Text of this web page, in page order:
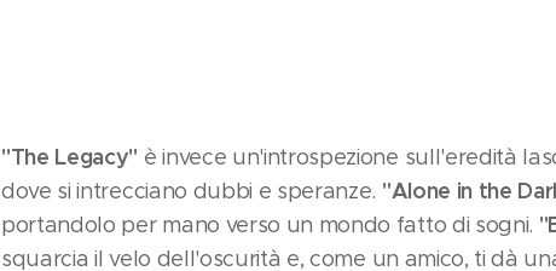
"The Legacy" è invece un'introspezione sull'eredità
dove si intrecciano dubbi e speranze. "Alone in the
portandolo per mano verso un mondo fatto di sogni.
squarcia il velo dell'oscurità e, come un amico, ti dà